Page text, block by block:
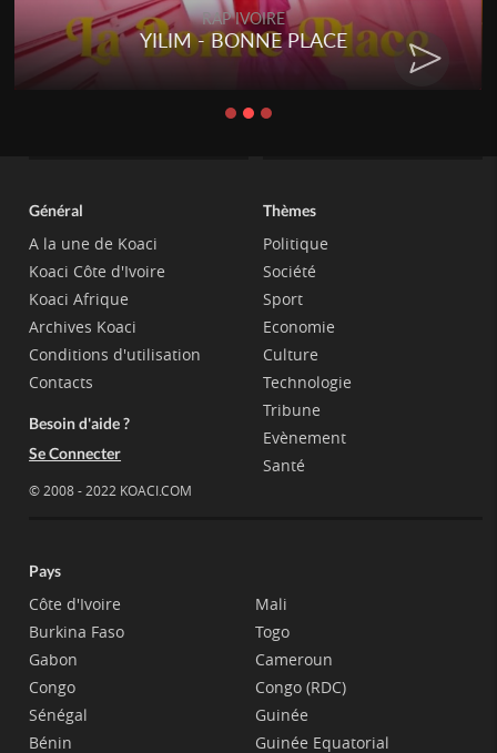
RAP IVOIRE
YILIM - BONNE PLACE
Général
A la une de Koaci
Koaci Côte d'Ivoire
Koaci Afrique
Archives Koaci
Conditions d'utilisation
Contacts
Besoin d'aide ?
Se Connecter
© 2008 - 2022 KOACI.COM
Thèmes
Politique
Société
Sport
Economie
Culture
Technologie
Tribune
Evènement
Santé
Pays
Côte d'Ivoire
Burkina Faso
Gabon
Congo
Sénégal
Bénin
Mali
Togo
Cameroun
Congo (RDC)
Guinée
Guinée Equatorial